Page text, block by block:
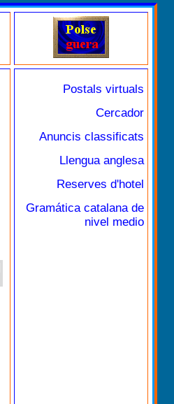
Postals virtuals
Cercador
Anuncis classificats
Llengua anglesa
Reserves d'hotel
Gramática catalana de
nivel medio